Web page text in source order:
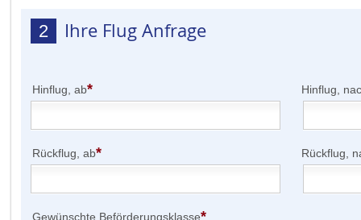
2 Ihre Flug Anfrage
Hinflug, ab* Hinflug,
Rückflug, ab* Rückflug,
Gewünschte Beförderungsklasse*